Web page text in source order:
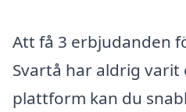
Att få 3 erbjudanden
Svartå har aldrig varit
plattform kan du